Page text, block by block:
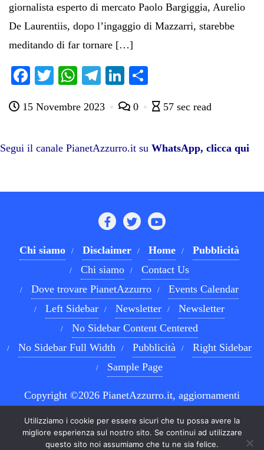
giornalista esperto di mercato Paolo Bargiggia, Aurelio
De Laurentiis, dopo l’ingaggio di Mazzarri, starebbe
meditando di far tornare […]
Fa
bo
T
tte
W
ts
pp
Te
gr
m
Li
ed
di
di
15 Novembre 2023 0 57 sec read
Segui il canale PianetAzzurro.it su WhatsApp, clicca qui
Chi siamo Disclaimer Home
Pubblicità
Chi siamo
Contact Us
Dove trovare PianetAzzurro
Events Calendar
Left Sidebar
Newsletter
Newsletter
No Sidebar Content Centered
No Sidebar Full Width
Pubblicità
Right Sidebar
Sample Page
Copyright ©2026 PianetAzzurro.it, aggiornamenti
rights reserved.Powered byWordPress & Designed by
Utilizziamo i cookie per essere sicuri che tu possa avere la
migliore esperienza sul nostro sito. Se continui ad utilizzare
questo sito noi assumiamo che tu ne sia felice.